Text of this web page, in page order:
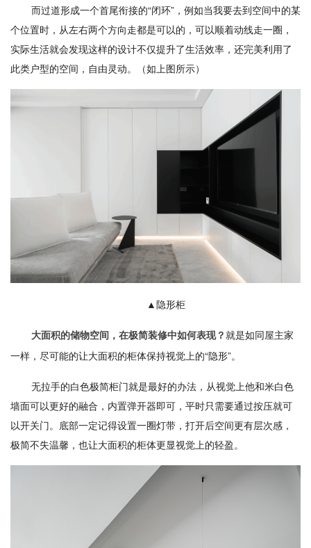
而过道形成一个首尾衔接的“闭环”，例如当我要去到空间中的某
个位置时，从左右两个方向走都是可以的，可以顺着动线走一圈，
实际生活就会发现这样的设计不仅提升了生活效率，还完美利用了
此类户型的空间，自由灵动。（如上图所示）
▲隐形柜
大面积的储物空间，在极简装修中如何表现？ 就是如同屋主家
一样，尽可能的让大面积的柜体保持视觉上的“隐形”。
无拉手的白色极简柜门就是最好的办法，从视觉上他和米白色
墙面可以更好的融合，内置弹开器即可，平时只需要通过按压就可
以开关门。底部一定记得设置一圈灯带，打开后空间更有层次感，
极简不失温馨，也让大面积的柜体更显视觉上的轻盈。